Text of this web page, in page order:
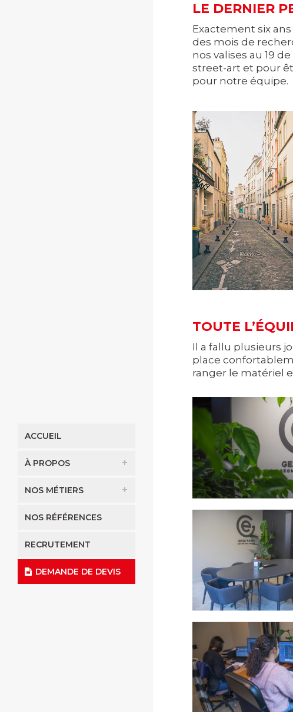
ACCUEIL
À PROPOS
NOS MÉTIERS
NOS RÉFÉRENCES
RECRUTEMENT
DEMANDE DE DEVIS
LE DERNIER
Exactement six
des mois de
nos valises au 19
street-art et pour
pour notre équipe.
TOUTE
Il a fallu plusieurs
place
ranger le matériel